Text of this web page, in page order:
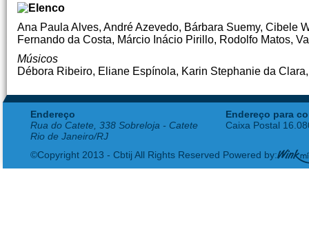
Ana Paula Alves, André Azevedo, Bárbara Suemy, Cibele
Fernando da Costa, Márcio Inácio Pirillo, Rodolfo Matos,
Músicos
Débora Ribeiro, Eliane Espínola, Karin Stephanie da
Endereço
Rua do Catete, 338 Sobreloja - Catete
Rio de Janeiro/RJ
Endereço para
Caixa Postal
©Copyright 2013 - Cbtij All Rights Reserved Powered by: